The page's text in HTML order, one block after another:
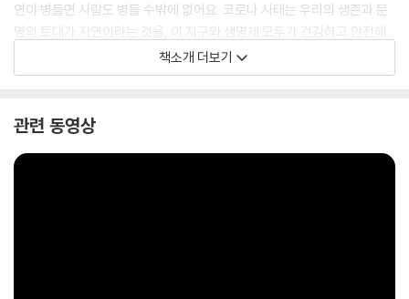
연이 병들면 사람도 병들 수밖에 없어요. 코로나 사태는 우리의 생존과 문
명의 토대가 자연이라는 것을, 이 지구와 생명체 모두가 건강하고 안전해
야 우리 인간도 그럴 수 있다는 사실을 다시금 일깨워 주고 있어요.
위, 초강력 태풍, 집중 호우, 가뭄, 대형 산불, 바닷물 수위 상승 등이 지구
구상에서 사라질 수 있다는 ‘대멸종’이라는 말이 오르내릴 정도로 인류의
책소개 더보기
관련 동영상